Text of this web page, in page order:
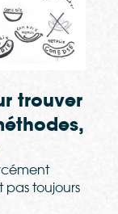
trouver
pas toujours